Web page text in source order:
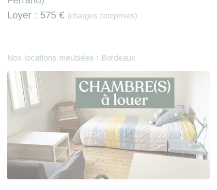
Loyer : 575 € (charges comprises)
Nos locations meublées : Bordeaux